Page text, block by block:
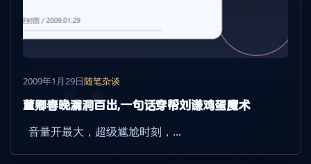
2009年1月29日随笔杂谈
董卿春晚漏洞百出,一句话穿帮刘谦鸡蛋魔术
音量开最大，超级尴尬时刻，...